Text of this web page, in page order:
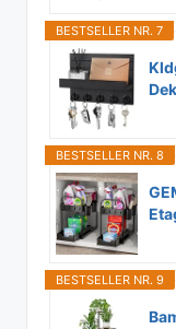
BESTSELLER NR. 7
BESTSELLER NR. 8
BESTSELLER NR. 9